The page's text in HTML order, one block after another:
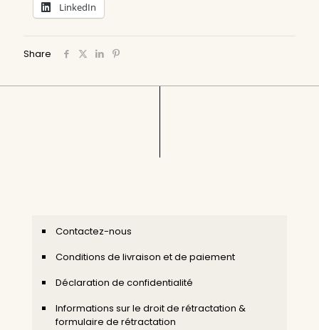
LinkedIn
Share
Contactez-nous
Conditions de livraison et de paiement
Déclaration de confidentialité
Informations sur le droit de rétractation &
formulaire de rétractation